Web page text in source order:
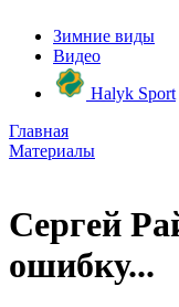
Зимние виды
Видео
Halyk Sport
Главная
Материалы
Сергей
ошибку...